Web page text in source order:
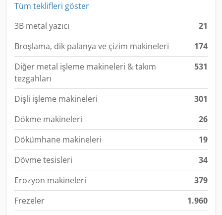
Tüm teklifleri göster
3B metal yazıcı
21
Broşlama, dik palanya ve çizim makineleri
174
Diğer metal işleme makineleri & takım
tezgahları
531
Dişli işleme makineleri
301
Dökme makineleri
26
Dökümhane makineleri
19
Dövme tesisleri
34
Erozyon makineleri
379
Frezeler
1.960